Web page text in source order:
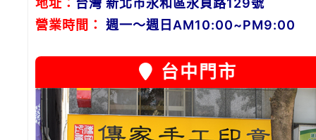
地址： 台灣 新北市永和區永貞路129號
營業時間：
週一～週日AM10:00~PM9:00
台中門市